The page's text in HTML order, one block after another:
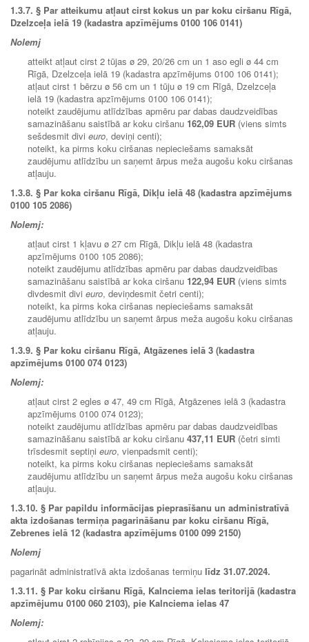
1.3.7. § Par atteikumu atļaut cirst kokus un par koku ciršanu Rīgā,
Dzelzceļa ielā 19 (kadastra apzīmējums 0100 106 0141)
Nolemj
atteikt atļaut cirst 2 tūjas ø 29, 20/26 cm un 1 aso egli ø 44 cm
Rīgā, Dzelzceļa ielā 19 (kadastra apzīmējums 0100 106 0141);
atļaut cirst 1 bērzu ø 56 cm un 1 tūju ø 19 cm Rīgā, Dzelzceļa
ielā 19 (kadastra apzīmējums 0100 106 0141);
noteikt zaudējumu atlīdzības apmēru par dabas daudzveidības
samazināšanu saistībā ar koku ciršanu 162,09 EUR (viens simts
sešdesmit divi euro, deviņi centi);
noteikt, ka pirms koku ciršanas nepieciešams samaksāt
zaudējumu atlīdzību un saņemt ārpus meža augošu koku ciršanas
atļauju.
1.3.8. § Par koka ciršanu Rīgā, Dikļu ielā 48 (kadastra apzīmējums
0100 105 2086)
Nolemj:
atļaut cirst 1 kļavu ø 27 cm Rīgā, Dikļu ielā 48 (kadastra
apzīmējums 0100 105 2086);
noteikt zaudējumu atlīdzības apmēru par dabas daudzveidības
samazināšanu saistībā ar koka ciršanu 122,94 EUR (viens simts
divdesmit divi euro, deviņdesmit četri centi);
noteikt, ka pirms koka ciršanas nepieciešams samaksāt
zaudējumu atlīdzību un saņemt ārpus meža augošu koku ciršanas
atļauju.
1.3.9. § Par koku ciršanu Rīgā, Atgāzenes ielā 3 (kadastra
apzīmējums 0100 074 0123)
Nolemj:
atļaut cirst 2 egles ø 47, 49 cm Rīgā, Atgāzenes ielā 3 (kadastra
apzīmējums 0100 074 0123);
noteikt zaudējumu atlīdzības apmēru par dabas daudzveidības
samazināšanu saistībā ar koku ciršanu 437,11 EUR (četri simti
trīsdesmit septiņi euro, vienpadsmit centi);
noteikt, ka pirms koku ciršanas nepieciešams samaksāt
zaudējumu atlīdzību un saņemt ārpus meža augošu koku ciršanas
atļauju.
1.3.10. § Par papildu informācijas pieprasīšanu un administratīvā
akta izdošanas termiņa pagarināšanu par koku ciršanu Rīgā,
Zebrenes ielā 12 (kadastra apzīmējums 0100 099 2150)
Nolemj
pagarināt administratīvā akta izdošanas termiņu līdz 31.07.2024.
1.3.11. § Par koku ciršanu Rīgā, Kalnciema ielas teritorijā (kadastra
apzīmējumu 0100 060 2103), pie Kalnciema ielas 47
Nolemj: